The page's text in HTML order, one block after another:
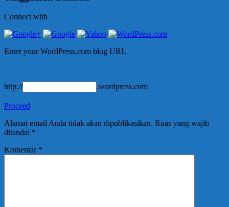
Connect with
Enter your WordPress.com blog URL
http:// .wordpress.com
Proceed
Alamat email Anda tidak akan dipublikasikan. Ruas yang wajib
ditandai *
Komentar *